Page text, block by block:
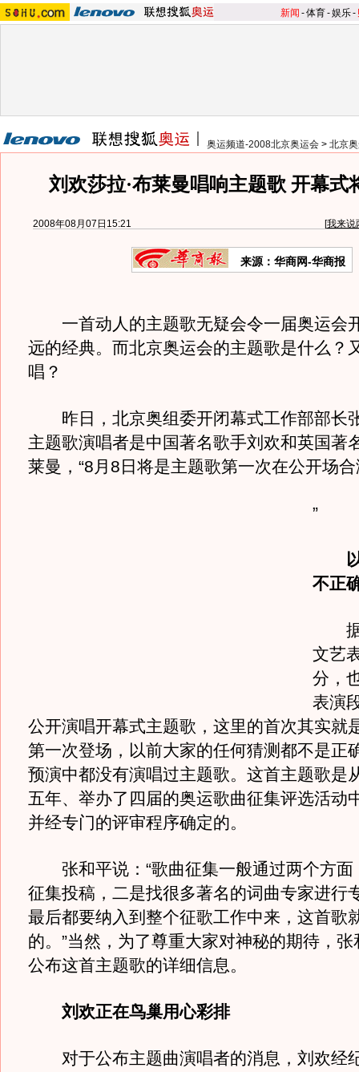
新闻 -体育-娱乐-
奥运频道-2008北京奥运会 > 北京
刘欢莎拉·布莱曼唱响主题歌 开幕式
2008年08月07日15:21 [我来说
来源：华商网-华商报
一首动人的主题歌无疑会令一届奥运会
远的经典。而北京奥运会的主题歌是什么？
唱？
昨日，北京奥组委开闭幕式工作部部长
主题歌演唱者是中国著名歌手刘欢和英国著
莱曼，“8月8日将是主题歌第一次在公开场
”
以
不正
据
文艺
分，
表演
公开演唱开幕式主题歌，这里的首次其实就
第一次登场，以前大家的任何猜测都不是正
预演中都没有演唱过主题歌。这首主题歌是
五年、举办了四届的奥运歌曲征集评选活动
并经专门的评审程序确定的。
张和平说：“歌曲征集一般通过两个方面
征集投稿，二是找很多著名的词曲专家进行
最后都要纳入到整个征歌工作中来，这首歌
的。”当然，为了尊重大家对神秘的期待，
公布这首主题歌的详细信息。
刘欢正在鸟巢用心彩排
对于公布主题曲演唱者的消息，刘欢经